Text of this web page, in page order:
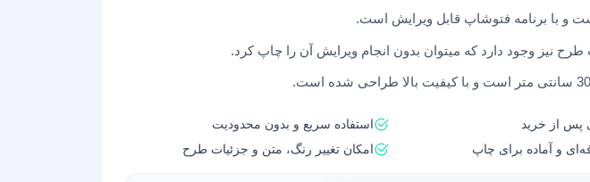
و با برنامه فتوشاپ قابل ویرایش است.
طرح نیز وجود دارد که میتوان بدون انجام ویرایش آن را چاپ کرد.
پس از خرید
استفاده سریع و بدون محدودیت
و آماده برای چاپ
امکان تغییر رنگ، متن و جزئیات طرح